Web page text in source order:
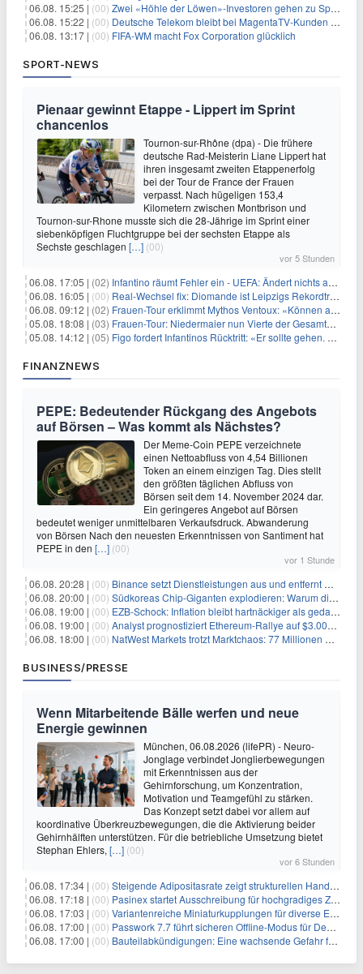
06.08. 15:25 | (00) Zwei «Höhle der Löwen»-Investoren gehen zu Springer
06.08. 15:22 | (00) Deutsche Telekom bleibt bei MagentaTV-Kunden vage
06.08. 13:17 | (00) FIFA-WM macht Fox Corporation glücklich
SPORT-NEWS
Pienaar gewinnt Etappe - Lippert im Sprint
chancenlos
Tournon-sur-Rhône (dpa) - Die frühere
deutsche Rad-Meisterin Liane Lippert hat
ihren insgesamt zweiten Etappenerfolg
bei der Tour de France der Frauen
verpasst. Nach hügeligen 153,4
Kilometern zwischen Montbrison und
Tournon-sur-Rhone musste sich die 28-Jährige im Sprint einer
siebenköpfigen Fluchtgruppe bei der sechsten Etappe als
Sechste geschlagen […] (00)
vor 5 Stunden
06.08. 17:05 | (02) Infantino räumt Fehler ein - UEFA: Ändert nichts an Boykott
06.08. 16:05 | (00) Real-Wechsel fix: Diomande ist Leipzigs Rekordtransfer
06.08. 09:12 | (02) Frauen-Tour erklimmt Mythos Ventoux: «Können alles schaffen»
05.08. 18:08 | (03) Frauen-Tour: Niedermaier nun Vierte der Gesamtwertung
05.08. 14:12 | (05) Figo fordert Infantinos Rücktritt: «Er sollte gehen. Jetzt»
FINANZNEWS
PEPE: Bedeutender Rückgang des Angebots
auf Börsen – Was kommt als Nächstes?
Der Meme-Coin PEPE verzeichnete
einen Nettoabfluss von 4,54 Billionen
Token an einem einzigen Tag. Dies stellt
den größten täglichen Abfluss von
Börsen seit dem 14. November 2024 dar.
Ein geringeres Angebot auf Börsen
bedeutet weniger unmittelbaren Verkaufsdruck. Abwanderung
von Börsen Nach den neuesten Erkenntnissen von Santiment hat
PEPE in den […] (00)
vor 1 Stunde
06.08. 20:28 | (00) Binance setzt Dienstleistungen aus und entfernt mehrere Krypto-Paare: Wer ist betroffen?
06.08. 20:00 | (00) Südkoreas Chip-Giganten explodieren: Warum dieser Rekord-Tag die KI-Branche erschüttert
06.08. 19:00 | (00) EZB-Schock: Inflation bleibt hartnäckiger als gedacht – 2027 wird zum kritischen Test
06.08. 19:00 | (00) Analyst prognostiziert Ethereum-Rallye auf $3.000 nach entscheidendem On-Chain-Ausbruch
06.08. 18:00 | (00) NatWest Markets trotzt Marktchaos: 77 Millionen Pfund Gewinn im ersten Halbjahr
BUSINESS/PRESSE
Wenn Mitarbeitende Bälle werfen und neue
Energie gewinnen
München, 06.08.2026 (lifePR) - Neuro-
Jonglage verbindet Jonglierbewegungen
mit Erkenntnissen aus der
Gehirnforschung, um Konzentration,
Motivation und Teamgefühl zu stärken.
Das Konzept setzt dabei vor allem auf
koordinative Überkreuzbewegungen, die die Aktivierung beider
Gehirnhälften unterstützen. Für die betriebliche Umsetzung bietet
Stephan Ehlers, […] (00)
vor 6 Stunden
06.08. 17:34 | (00) Steigende Adipositasrate zeigt strukturellen Handlungsbedarf bei der Ernährung schulpflichtiger Kinder
06.08. 17:18 | (00) Pasinex startet Ausschreibung für hochgradiges Zinksulfidkonzentrat mit Germanium- und Silbergehalten und stellt ein Betriebsupdate bereit
06.08. 17:03 | (00) Variantenreiche Miniaturkupplungen für diverse Einsatzbereiche
06.08. 17:00 | (00) Passwork 7.7 führt sicheren Offline-Modus für Desktop- und Mobile-Apps ein
06.08. 17:00 | (00) Bauteilabkündigungen: Eine wachsende Gefahr für industrielle Elektroniksysteme